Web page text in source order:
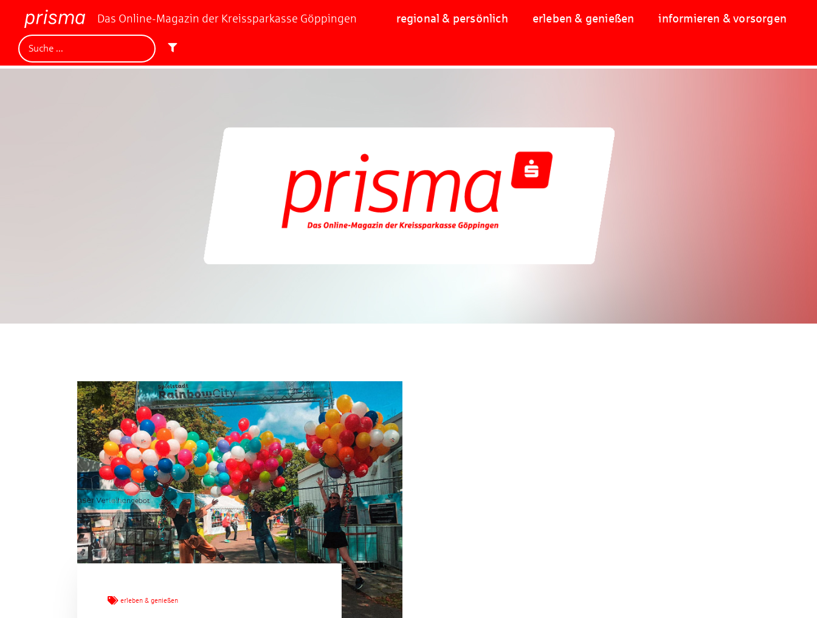
Das Online-Magazin der Kreissparkasse Göppingen regional & persönlich erleben & genießen informieren & vorsorgen
erleben & genießen
Jetzt mitmachen und gewinnen!
Machen Sie mit bei unserem Gewinnspiel! Bis 31. Dezember 2021
verlosen wir 10 Gutscheine des Treffpunkt Gold der
Kreissparkasse Göppingen im Wert von je 30 Euro.
Beantworten Sie einfach folgende Frage:
Welches Jubiläum feiert die Kreissparkasse Göppingen in
diesem Jahr?